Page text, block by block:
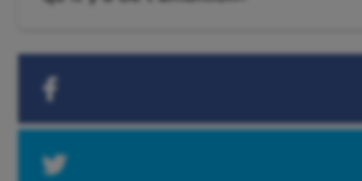
Roller-derby
suivant